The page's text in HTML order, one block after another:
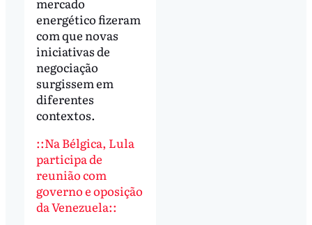
energético fizeram
com que novas
iniciativas de
negociação
surgissem em
diferentes
contextos.
::Na Bélgica, Lula
participa de
reunião com
governo e oposição
da Venezuela::